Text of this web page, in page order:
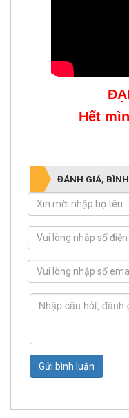
Hết
ĐÁNH GIÁ,
Gửi bình luận